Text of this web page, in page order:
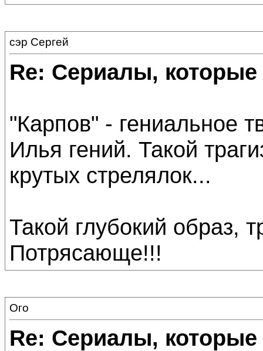
сэр Сергей
Re: Сериалы,
"Карпов" - гениальное
Илья гений. Такой
крутых стрелялок...
Такой глубокий образ,
Потрясающе!!!
Ого
Re: Сериалы,